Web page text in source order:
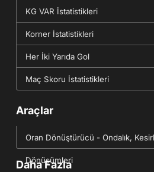
KG VAR İstatistikleri
Korner İstatistikleri
Her İki Yarıda Gol
Maç Skoru İstatistikleri
Araçlar
Oran Dönüştürücü - Ondalık,
Dönüşümleri
Daha Fazla